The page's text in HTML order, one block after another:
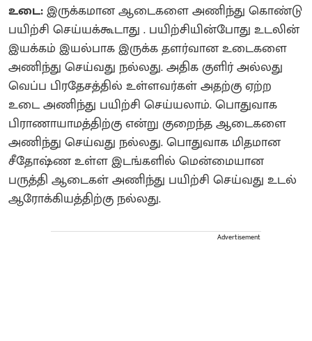
உடை:இருக்கமான ஆடைகளை அணிந்து கொண்டு
பயிற்சி செய்யக்கூடாது . பயிற்சியின்போது உடலின்
இயக்கம் இயல்பாக இருக்க தளர்வான உடைகளை
அணிந்து செய்வது நல்லது. அதிக குளிர் அல்லது
வெப்ப பிரதேசத்தில் உள்ளவர்கள் அதற்கு ஏற்ற
உடை அணிந்து பயிற்சி செய்யலாம். பொதுவாக
பிராணாயாமத்திற்கு என்று குறைந்த ஆடைகளை
அணிந்து செய்வது நல்லது. பொதுவாக மிதமான
சீதோஷ்ண உள்ள இடங்களில் மென்மையான
பருத்தி ஆடைகள் அணிந்து பயிற்சி செய்வது உடல்
ஆரோக்கியத்திற்கு நல்லது.
Advertisement